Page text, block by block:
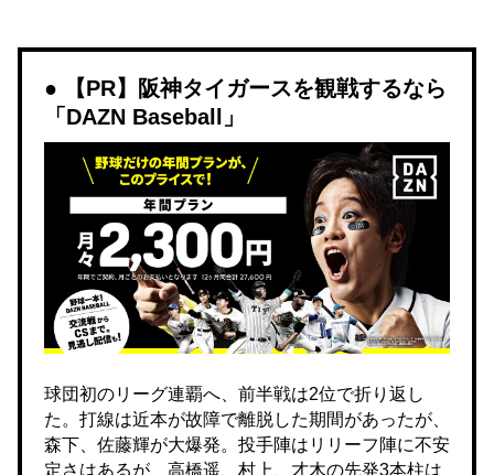
【PR】阪神タイガースを観戦するなら
「DAZN Baseball」
球団初のリーグ連覇へ、前半戦は2位で折り返し
た。打線は近本が故障で離脱した期間があったが、
森下、佐藤輝が大爆発。投手陣はリリーフ陣に不安
定さはあるが、高橋遥、村上、才木の先発3本柱は